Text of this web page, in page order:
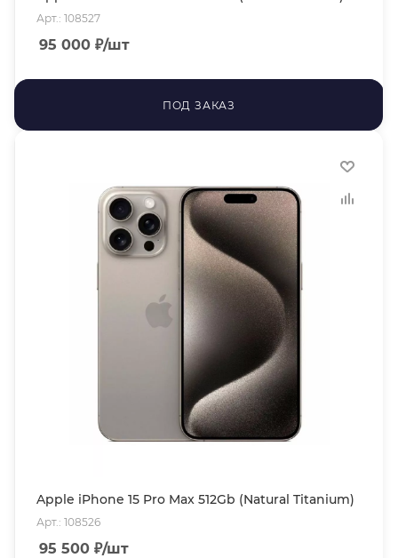
Арт.: 108527
95 000 ₽/шт
ПОД ЗАКАЗ
Apple iPhone 15 Pro Max 512Gb (Natural Titanium)
Арт.: 108526
95 500 ₽/шт